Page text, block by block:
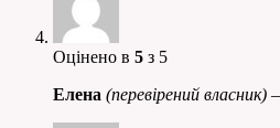
Оцінено в 5 з 5
Елена (перевірений власник) –